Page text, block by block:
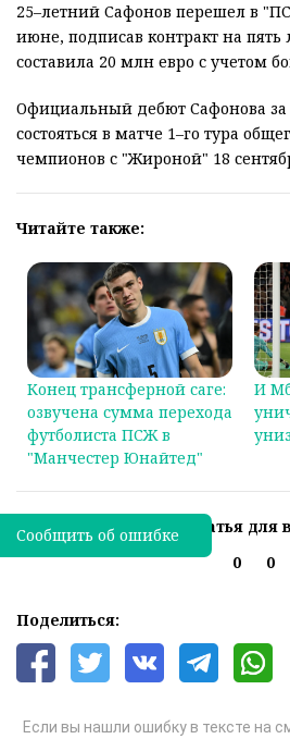
25–летний Сафонов перешел в
июне, подписав контракт на пять
составила 20 млн евро с учетом
Официальный дебют Сафонова
состояться в матче 1–го тура
чемпионов с "Жироной" 18
Читайте также:
Конец трансферной саге:
озвучена сумма перехода
футболиста ПСЖ в
"Манчестер Юнайтед"
И
Была ли эта статья для
0
0
Поделиться:
Если вы нашли ошибку в тексте на
Сообщить об ошибке